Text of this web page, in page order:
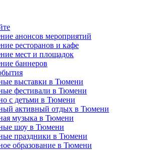
анонсов мероприятий
ресторанов и кафе
мест и площадок
баннеров
выставки в Тюмени
фестивали в Тюмени
с детьми в Тюмени
активный отдых в Тюмени
музыка в Тюмени
шоу в Тюмени
праздники в Тюмени
образование в Тюмени